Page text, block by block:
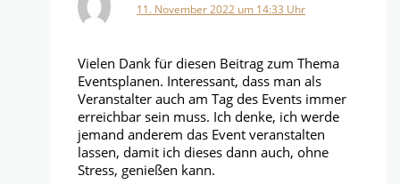
11. November 2022 um 14:33 Uhr
Vielen Dank für diesen Beitrag zum Thema
Eventsplanen. Interessant, dass man als
Veranstalter auch am Tag des Events immer
erreichbar sein muss. Ich denke, ich werde
jemand anderem das Event veranstalten
lassen, damit ich dieses dann auch, ohne
Stress, genießen kann.